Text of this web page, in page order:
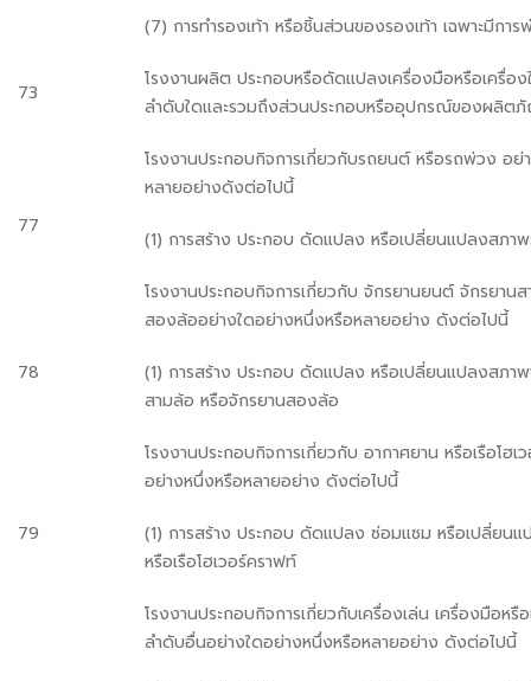
(7) การทำรองเท้า หรือชิ้นส่วนของรองเท้า เฉพาะมีกา
73
โรงงานผลิต ประกอบหรือดัดแปลงเครื่องมือหรือเครื่อง
ลำดับใดและรวมถึงส่วนประกอบหรืออุปกรณ์ของผลิต
77
โรงงานประกอบกิจการเกี่ยวกับรถยนต์ หรือรถพ่วง อย่
หลายอย่างดังต่อไปนี้
(1) การสร้าง ประกอบ ดัดแปลง หรือเปลี่ยนแปลงสภ
78
โรงงานประกอบกิจการเกี่ยวกับ จักรยานยนต์ จักรยาน
สองล้ออย่างใดอย่างหนึ่งหรือหลายอย่าง ดังต่อไปนี้
(1) การสร้าง ประกอบ ดัดแปลง หรือเปลี่ยนแปลงสภา
สามล้อ หรือจักรยานสองล้อ
79
โรงงานประกอบกิจการเกี่ยวกับ อากาศยาน หรือเรือโฮเ
อย่างหนึ่งหรือหลายอย่าง ดังต่อไปนี้
(1) การสร้าง ประกอบ ดัดแปลง ซ่อมแซม หรือเปลี่ยน
หรือเรือโฮเวอร์คราฟท์
โรงงานประกอบกิจการเกี่ยวกับเครื่องเล่น เครื่องมือหรือ
ลำดับอื่นอย่างใดอย่างหนึ่งหรือหลายอย่าง ดังต่อไปนี้